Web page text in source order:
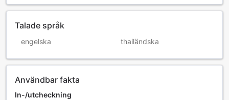
Talade språk
engelska thailändska
Användbar fakta
In-/utcheckning